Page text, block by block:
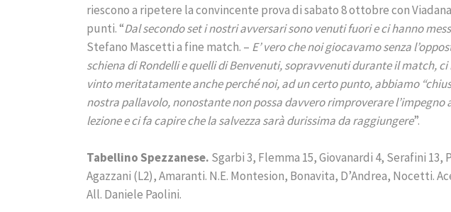
riescono a ripetere la convincente prova di sabato 8 ottobre con
punti. “Dal secondo set i nostri avversari sono venuti fuori e ci hanno
Stefano Mascetti a fine match. – E’ vero che noi giocavamo senza
schiena di Rondelli e quelli di Benvenuti, sopravvenuti durante il match,
vinto meritatamente anche perché noi, ad un certo punto, abbiamo
nostra pallavolo, nonostante non possa davvero rimproverare
lezione e ci fa capire che la salvezza sarà durissima da raggiungere”.
Tabellino Spezzanese. Sgarbi 3, Flemma 15, Giovanardi 4, Serafini
Agazzani (L2), Amaranti. N.E. Montesion, Bonavita, D’Andrea, Nocetti.
All. Daniele Paolini.